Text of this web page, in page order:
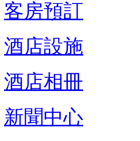
客房預訂
酒店設施
酒店相冊
新聞中心